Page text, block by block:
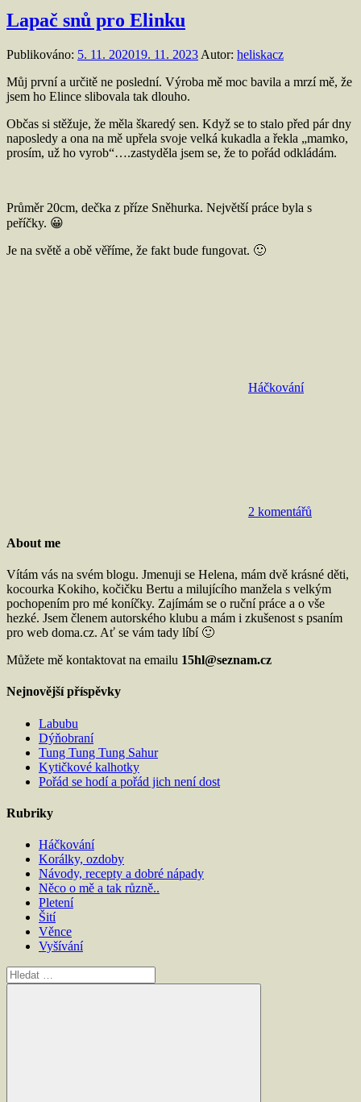
Lapač snů pro Elinku
Publikováno: 5. 11. 202019. 11. 2023 Autor: heliskacz
Můj první a určitě ne poslední. Výroba mě moc bavila a mrzí mě, že
jsem ho Elince slibovala tak dlouho.
Občas si stěžuje, že měla škaredý sen. Když se to stalo před pár dny
naposledy a ona na mě upřela svoje velká kukadla a řekla „mamko,
prosím, už ho vyrob“….zastyděla jsem se, že to pořád odkládám.
Průměr 20cm, dečka z příze Sněhurka. Největší práce byla s
peříčky. 😀
Je na světě a obě věříme, že fakt bude fungovat. 🙂
Háčkování
2 komentářů
About me
Vítám vás na svém blogu. Jmenuji se Helena, mám dvě krásné děti,
kocourka Kokiho, kočičku Bertu a milujícího manžela s velkým
pochopením pro mé koníčky. Zajímám se o ruční práce a o vše
hezké. Jsem členem autorského klubu a mám i zkušenost s psaním
pro web doma.cz. Ať se vám tady líbí 🙂
Můžete mě kontaktovat na emailu 15hl@seznam.cz
Nejnovější příspěvky
Labubu
Dýňobraní
Tung Tung Tung Sahur
Kytičkové kalhotky
Pořád se hodí a pořád jich není dost
Rubriky
Háčkování
Korálky, ozdoby
Návody, recepty a dobré nápady
Něco o mě a tak různě..
Pletení
Šití
Věnce
Vyšívání
Hledat: